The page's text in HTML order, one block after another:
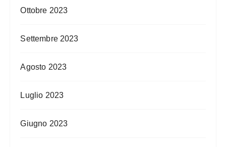
Ottobre 2023
Settembre 2023
Agosto 2023
Luglio 2023
Giugno 2023